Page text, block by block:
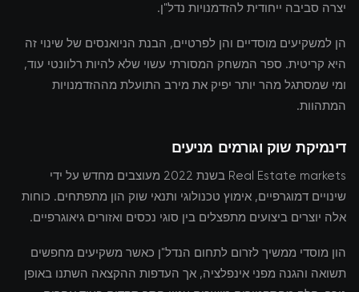
יצרה סביבה ייחודית להזדמנויות נדל"ן.
הן למשקיעים מוסדיים והן לפרטיים, הבנת הניואנסים של שינוי זה
היא קריטית. ספר המשחק המסורתי עשוי שלא להיות רלוונטי עוד,
ומי שמסתגל מהר יותר יפיק את מירב התועלת מההזדמנויות
המתהוות.
דינמיקת שוק וגורמים מניעים
Real Estate markets בשנת 2022 מעוצבים מחדש על ידי
שינויים דמוגרפיים, אימוץ טכנולוגי ותנאי שוק הון מתפתחים. כוחות
אלה יוצרים ביצועים מתפצלים בין סוגי נכסים ואזורים גיאוגרפיים.
הון מוסדי ממשיך לזרום לתחום הנדל"ן כאשר משקיעים מחפשים
תשואה והגנה מפני אינפלציה, אך העדפות ההקצאה השתנו באופן